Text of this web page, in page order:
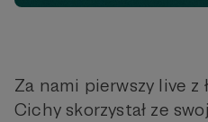
Za nami pierwszy live z
Cichy skorzystał ze